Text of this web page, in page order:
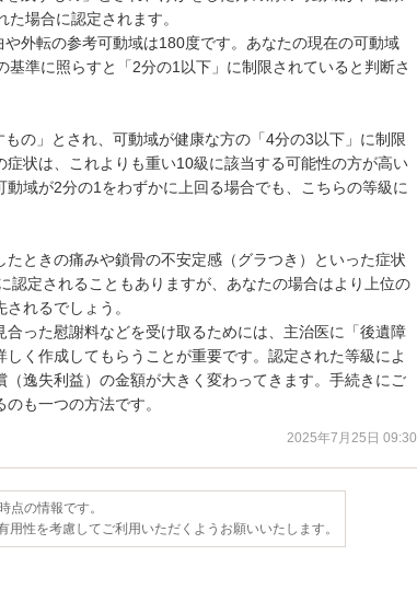
場合に認定されます。
基準に照らすと「2分の1以下」に制限されていると判断さ
状は、これよりも重い10級に該当する可能性の方が高い
域が2分の1をわずかに上回る場合でも、こちらの等級に
たときの痛みや鎖骨の不安定感（グラつき）といった症状
認定されることもありますが、あなたの場合はより上位の
れるでしょう。
った慰謝料などを受け取るためには、主治医に「後遺障
く作成してもらうことが重要です。認定された等級によ
（逸失利益）の金額が大きく変わってきます。手続きにご
も一つの方法です。
2025年7月25日 09:30
点の情報です。
用性を考慮してご利用いただくようお願いいたします。